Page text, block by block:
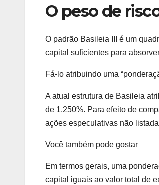
O peso de
O padrão Basileia III é um
capital suficientes para
Fá-lo atribuindo uma
A atual estrutura de Basileia
de 1.250%. Para efeito de
ações especulativas não
Você também pode gostar
Em termos gerais, uma
capital iguais ao valor total de